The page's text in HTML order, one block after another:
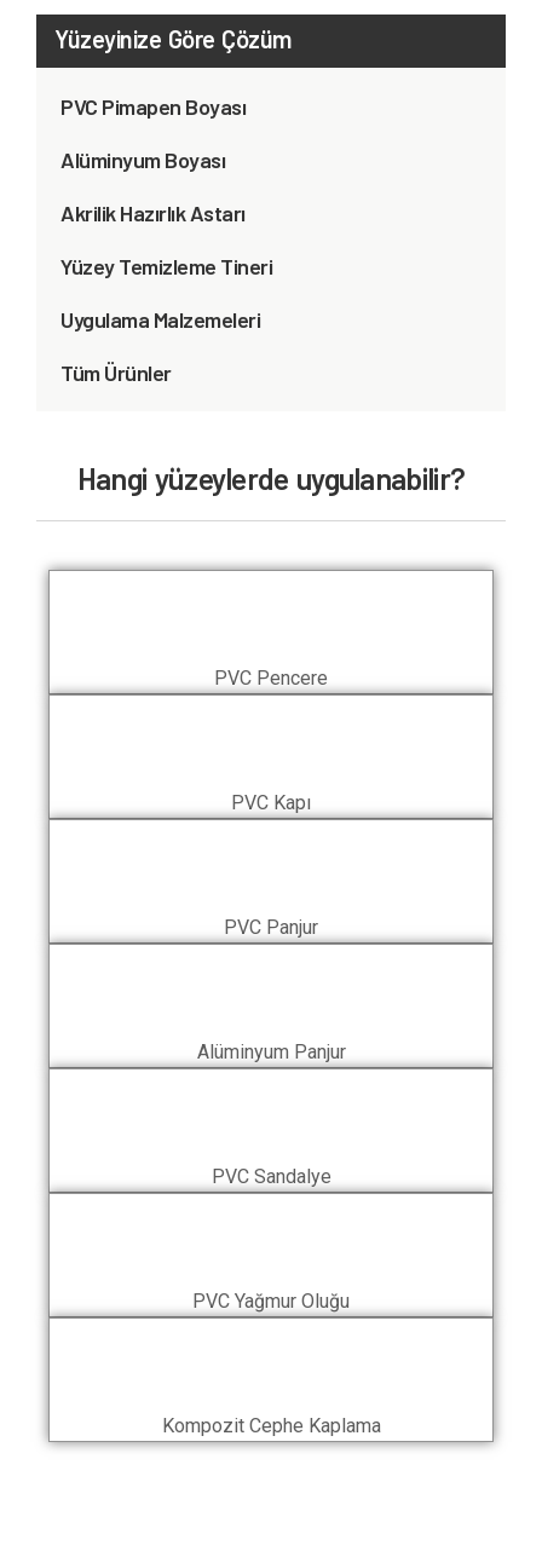
Yüzeyinize Göre Çözüm
PVC Pimapen Boyası
Alüminyum Boyası
Akrilik Hazırlık Astarı
Yüzey Temizleme Tineri
Uygulama Malzemeleri
Tüm Ürünler
Hangi yüzeylerde uygulanabilir?
PVC Pencere
PVC Kapı
PVC Panjur
Alüminyum Panjur
PVC Sandalye
PVC Yağmur Oluğu
Kompozit Cephe Kaplama